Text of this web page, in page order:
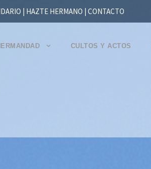
| HAZTE HERMANO | CONTACTO
CULTOS Y ACTOS